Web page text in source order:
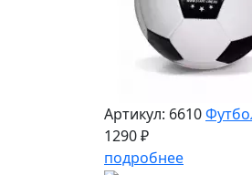
Артикул: 6610
1290 ₽
подробнее